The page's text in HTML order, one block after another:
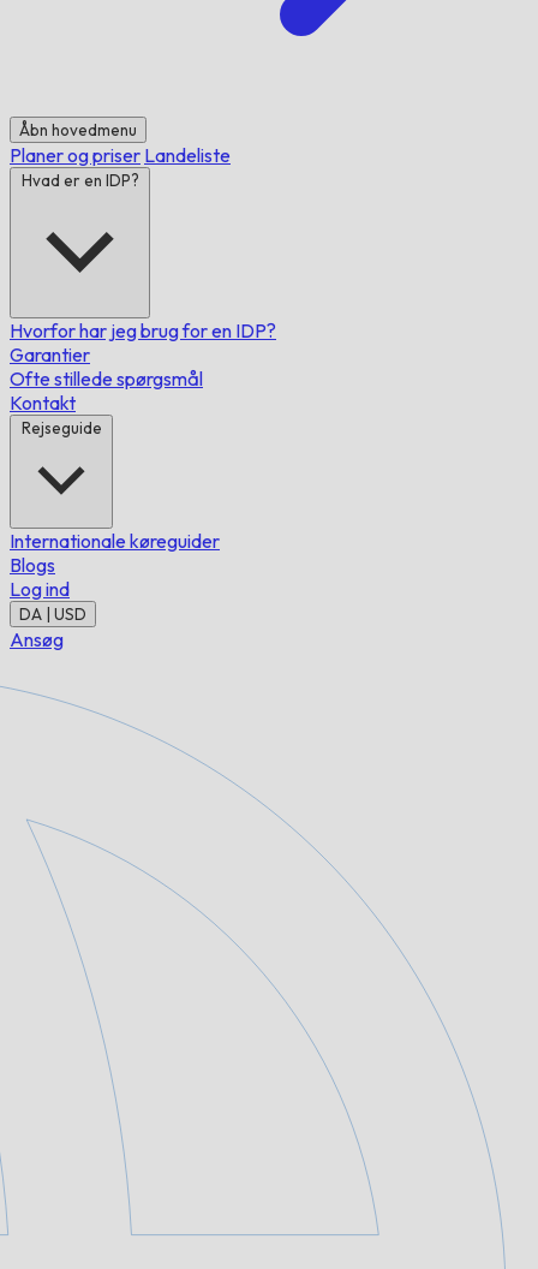
Åbn hovedmenu
Planer og priser Landeliste
Hvad er en IDP?
Hvorfor har jeg brug for en IDP?
Garantier
Ofte stillede spørgsmål
Kontakt
Rejseguide
Internationale køreguider
Blogs
Log ind
DA | USD
Ansøg